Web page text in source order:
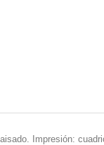
Impresión: